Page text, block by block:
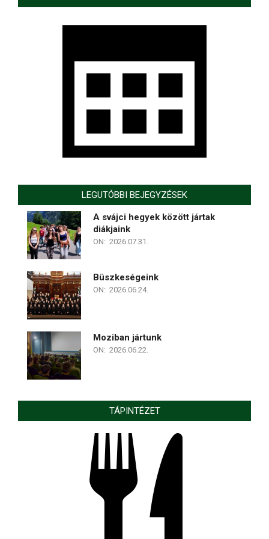
LEGUTÓBBI BEJEGYZÉSEK
A svájci hegyek között jártak
diákjaink
ON: 2026.07.31.
Büszkeségeink
ON: 2026.06.24.
Moziban jártunk
ON: 2026.06.22.
TÁPINTÉZET